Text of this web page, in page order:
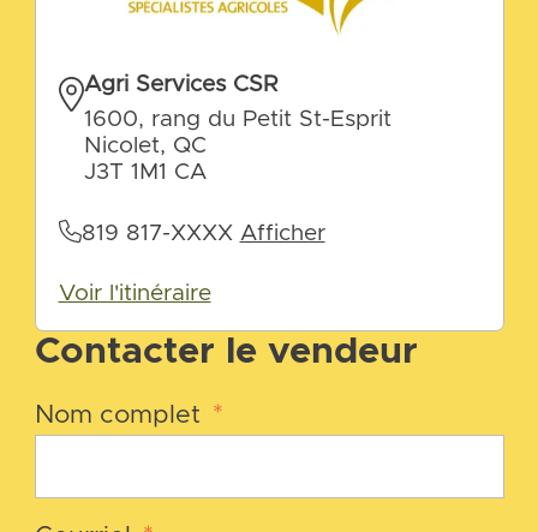
Contacter le vendeur
Nom complet *
Agri Services CSR
1600, rang du Petit St-Esprit
Nicolet, QC
J3T 1M1 CA
819 817-XXXX Afficher
Voir l'itinéraire